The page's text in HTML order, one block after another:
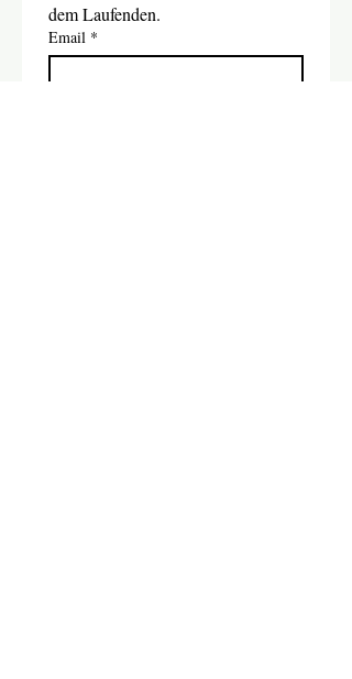
dem Laufenden.
Email *